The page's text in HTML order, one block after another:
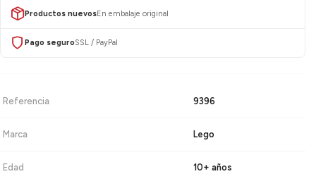
Productos nuevosEn embalaje original
Pago seguroSSL / PayPal
Referencia 9396
Marca Lego
Edad 10+ años